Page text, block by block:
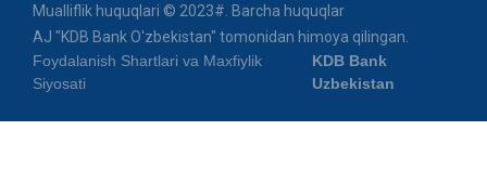
Mualliflik huquqlari © 2023#. Barcha huquqlar
AJ "KDB Bank O'zbekistan" tomonidan himoya qilingan.
Foydalanish Shartlari va Maxfiylik
Siyosati
KDB Bank
Uzbekistan